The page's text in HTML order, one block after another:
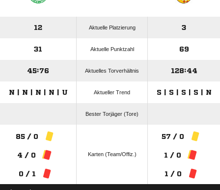
12 Aktuelle Platzierung 3
31 Aktuelle Punktzahl 69
45:76 Aktuelles Torverhältnis 128:44
N | N | N | N | U Aktueller Trend S | S | S | S | N
Bester Torjäger (Tore)
85 / 0
4 / 0
0 / 1
Karten (Team/Offiz.)
57 / 0
1 / 0
1 / 0